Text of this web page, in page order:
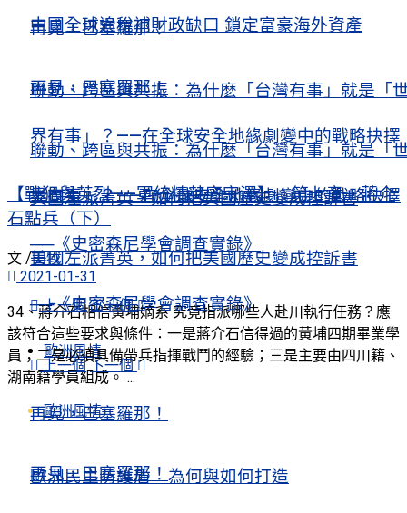
再見，巴塞羅那！
聯動、跨區與共振：為什麽「台灣有事」就是「
界有事」？——在全球安全地緣劇變中的戰略抉擇
美國左派菁英，如何把美國歷史變成控訴書
──《史密森尼學會調查實錄》
上一個 下一個
歐洲風情
再見，巴塞羅那！
歐洲民主防護盾 為何與如何打造
中國全球追稅補財政缺口 鎖定富豪海外資產
再見，巴塞羅那！
聯動、跨區與共振：為什麽「台灣有事」就是「
界有事」？——在全球安全地緣劇變中的戰略抉擇
美國左派菁英，如何把美國歷史變成控訴書
──《史密森尼學會調查實錄》
上一個 下一個
歐洲風情
再見，巴塞羅那！
【戰犯與英烈——軍統精英廖宗澤】：第七章 蔣介
石點兵（下）
文 /田牧
2021-01-31
34、蔣介石相信黃埔嫡系 究竟指派哪些人赴川執行任務？應
該符合這些要求與條件：一是蔣介石信得過的黃埔四期畢業學
員；二是必須具備帶兵指揮戰鬥的經驗；三是主要由四川籍、
湖南籍學員組成。 ...